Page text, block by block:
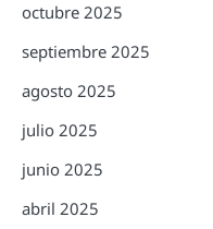
octubre 2025
septiembre 2025
agosto 2025
julio 2025
junio 2025
abril 2025